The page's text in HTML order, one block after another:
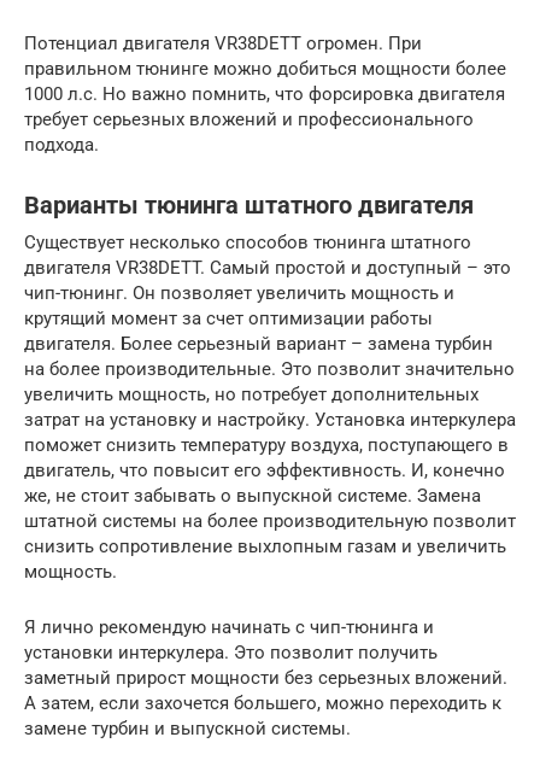
Потенциал двигателя VR38DETT огромен. При
правильном тюнинге можно добиться мощности более
1000 л.с. Но важно помнить, что форсировка двигателя
требует серьезных вложений и профессионального
подхода.
Варианты тюнинга штатного двигателя
Существует несколько способов тюнинга штатного
двигателя VR38DETT. Самый простой и доступный – это
чип-тюнинг. Он позволяет увеличить мощность и
крутящий момент за счет оптимизации работы
двигателя. Более серьезный вариант – замена турбин
на более производительные. Это позволит значительно
увеличить мощность, но потребует дополнительных
затрат на установку и настройку. Установка интеркулера
поможет снизить температуру воздуха, поступающего в
двигатель, что повысит его эффективность. И, конечно
же, не стоит забывать о выпускной системе. Замена
штатной системы на более производительную позволит
снизить сопротивление выхлопным газам и увеличить
мощность.
Я лично рекомендую начинать с чип-тюнинга и
установки интеркулера. Это позволит получить
заметный прирост мощности без серьезных вложений.
А затем, если захочется большего, можно переходить к
замене турбин и выпускной системы.